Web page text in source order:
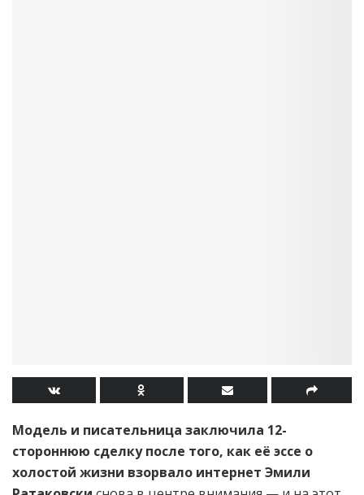
Модель и писательница заключила 12-
стороннюю сделку после того, как её эссе о
холостой жизни взорвало интернет Эмили